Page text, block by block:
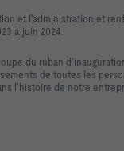
et l'administration et
à juin 2024.
du ruban
de toutes les
l'histoire de notre